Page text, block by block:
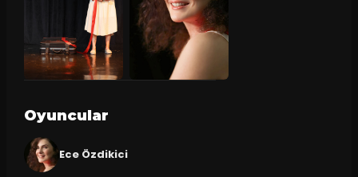
Oyuncular
Ece Özdikici